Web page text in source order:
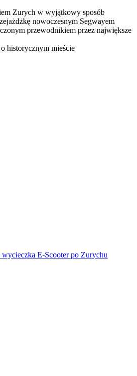
Zurych w wyjątkowy sposób
nowoczesnym Segwayem
przewodnikiem przez największe
historycznym mieście
E-Scooter po Zurychu